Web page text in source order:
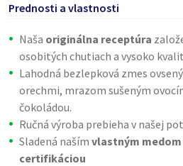
Prednosti a vlastnosti
Naša originálna receptúra
osobitých chutiach a vysoko
Lahodná bezlepková zmes
orechmi, mrazom sušeným
čokoládou.
Ručná výroba prebieha v našej
Sladená naším vlastným medom
certifikáciou